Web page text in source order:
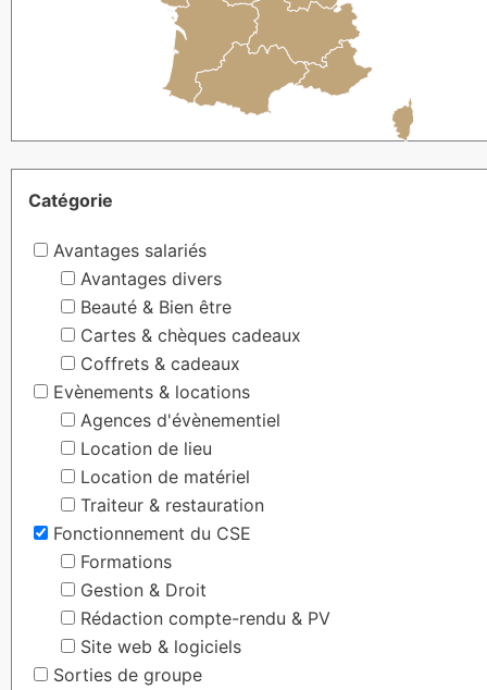
Catégorie
Avantages salariés
Avantages divers
Beauté & Bien être
Cartes & chèques cadeaux
Coffrets & cadeaux
Evènements & locations
Agences d'évènementiel
Location de lieu
Location de matériel
Traiteur & restauration
Fonctionnement du CSE
Formations
Gestion & Droit
Rédaction compte-rendu & PV
Site web & logiciels
Sorties de groupe